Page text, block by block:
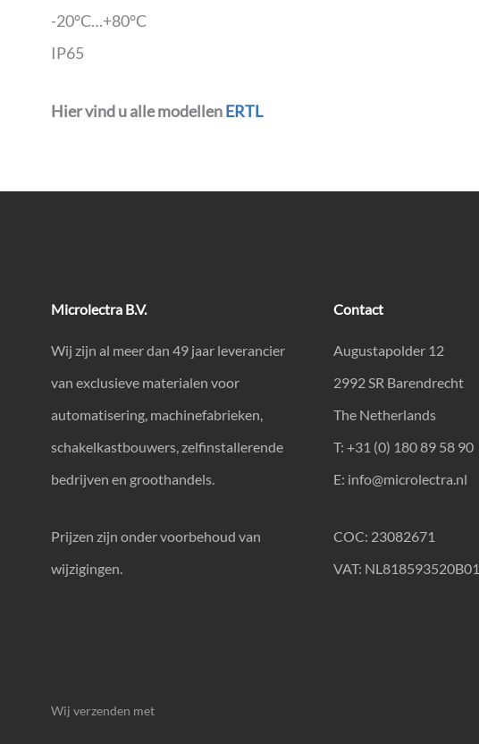
-20°C…+80°C
IP65
Hier vind u alle modellenERTL
Microlectra B.V.
Wij zijn al meer dan 49 jaar leverancier
van exclusieve materialen voor
automatisering, machinefabrieken,
schakelkastbouwers, zelfinstallerende
bedrijven en groothandels.
Prijzen zijn onder voorbehoud van
wijzigingen.
Contact
Augustapolder 12
2992 SR Barendrecht
The Netherlands
T: +31 (0) 180 89 58 90
E: info@microlectra.nl
COC: 23082671
VAT: NL818593520B01
Wij verzenden met